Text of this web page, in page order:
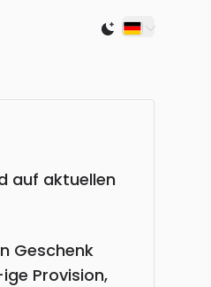
Switch to
auf aktuellen
Geschenk
Provision,